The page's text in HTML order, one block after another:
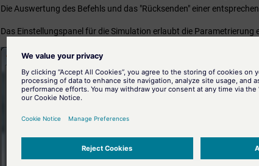
Die Auswertung des Befehls und das "Rücksenden" einer
Das Einstellungspanel für die Simulation erlaubt die